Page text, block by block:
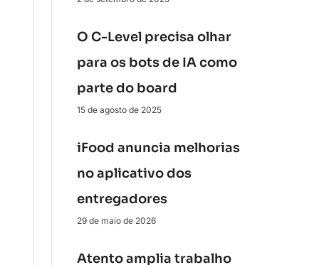
O C-Level precisa olhar
para os bots de IA como
parte do board
15 de agosto de 2025
iFood anuncia melhorias
no aplicativo dos
entregadores
29 de maio de 2026
Atento amplia trabalho